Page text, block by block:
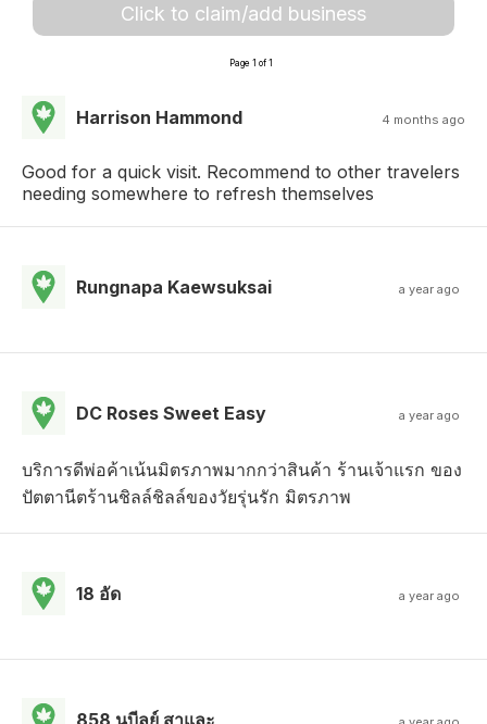
Click to claim/add business
Page 1 of 1
Harrison Hammond 4 months ago
Good for a quick visit. Recommend to other travelers
needing somewhere to refresh themselves
Rungnapa Kaewsuksai a year ago
DC Roses Sweet Easy a year ago
บริการดีพ่อค้าเน้นมิตรภาพมากกว่าสินค้า ร้านเจ้าแรก ของ
ปัตตานีตร้านชิลล์ชิลล์ของวัยรุ่นรัก มิตรภาพ
18 อัด a year ago
858 นบีลย์ สาและ